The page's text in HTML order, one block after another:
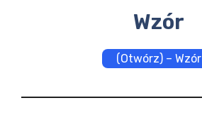
Wzór
(Otwórz) – Wzór